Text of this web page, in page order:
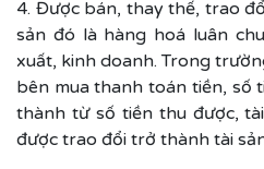
4. Được bán, thay thế, trao
sản đó là hàng hoá luân
xuất, kinh doanh. Trong
bên mua thanh toán tiền, số
thành từ số tiền thu được,
được trao đổi trở thành tài